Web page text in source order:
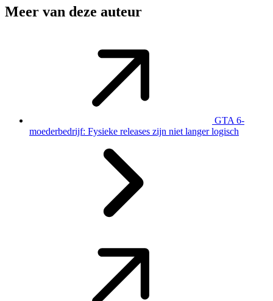
Meer van deze auteur
GTA 6-
moederbedrijf: Fysieke releases zijn niet langer logisch